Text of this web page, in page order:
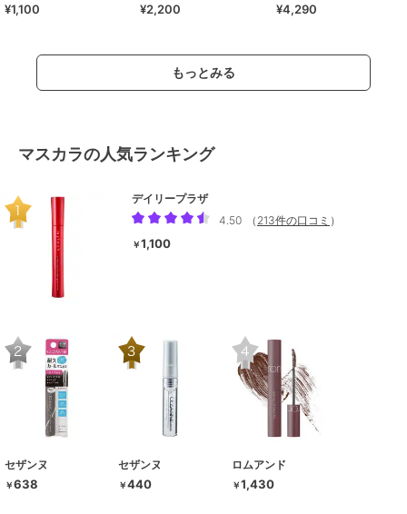
ー OR531 ショコラオラン
¥1,100
イカラーパレット）
¥2,200 ¥4,290
もっとみる
マスカラの人気ランキング
デイリープラザ
4.50
（ 213件の口コミ ）
￥1,100
セザンヌ
￥638
セザンヌ
￥440
ロムアンド
￥1,430